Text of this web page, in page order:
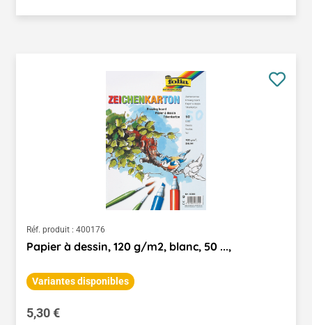
Réf. produit : 400176
Papier à dessin, 120 g/m2, blanc, 50 ...,
Variantes disponibles
Prix régulier :
5,30 €